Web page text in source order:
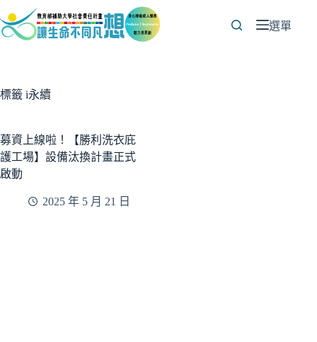
至
容
選單
標籤 i永續
募資上線啦！【勝利洗衣庇
護工場】設備汰換計畫正式
啟動
2025 年 5 月 21 日